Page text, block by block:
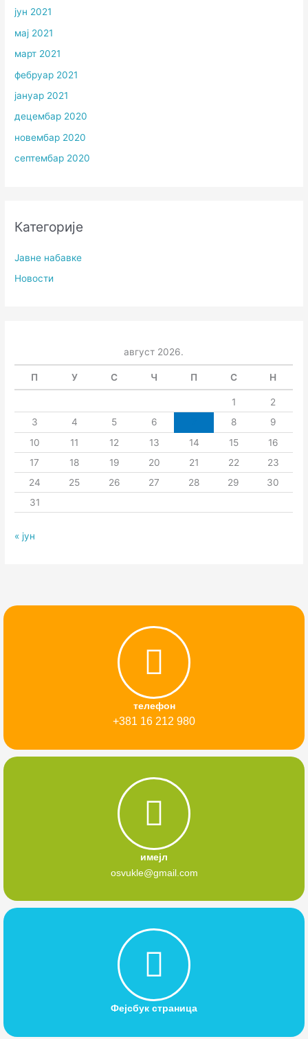
јун 2021
мај 2021
март 2021
фебруар 2021
јануар 2021
децембар 2020
новембар 2020
септембар 2020
Категорије
Јавне набавке
Новости
август 2026.
П У С Ч П С Н
1
2
3
4 5 6 8
9
10
11 12 13 14 15
16
17
18 19 20 21 22
23
24
25 26 27 28 29
30
31
« јун
телефон
+381 16 212 980
имејл
osvukle@gmail.com
Фејсбук страница